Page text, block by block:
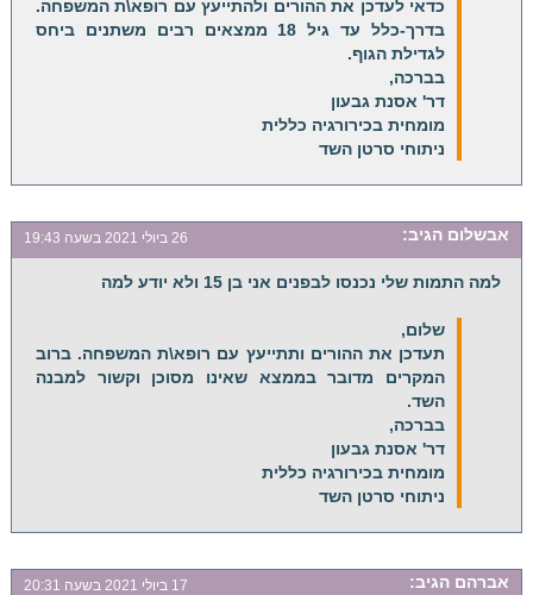
כדאי לעדכן את ההורים ולהתייעץ עם רופא\ת המשפחה.
בדרך-כלל עד גיל 18 ממצאים רבים משתנים ביחס
לגדילת הגוף.
בברכה,
דר' אסנת גבעון
מומחית בכירורגיה כללית
ניתוחי סרטן השד
אבשלום הגיב: 26 ביולי 2021 בשעה 19:43
למה התמות שלי נכנסו לבפנים אני בן 15 ולא יודע למה
שלום,
תעדכן את ההורים ותתייעץ עם רופא\ת המשפחה. ברוב
המקרים מדובר בממצא שאינו מסוכן וקשור למבנה
השד.
בברכה,
דר' אסנת גבעון
מומחית בכירורגיה כללית
ניתוחי סרטן השד
אברהם הגיב: 17 ביולי 2021 בשעה 20:31